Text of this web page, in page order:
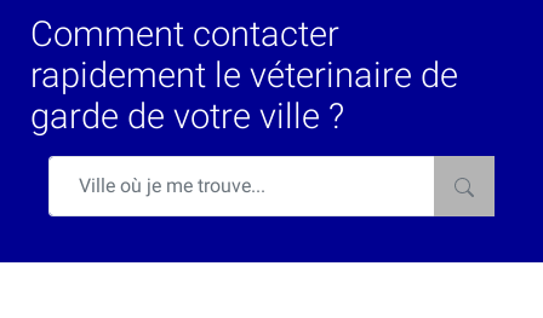
Comment contacter
rapidement le véterinaire de
garde de votre ville ?